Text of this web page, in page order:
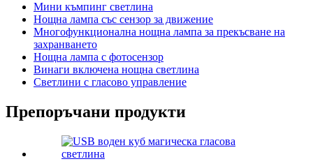
Мини къмпинг светлина
Нощна лампа със сензор за движение
Многофункционална нощна лампа за прекъсване на
захранването
Нощна лампа с фотосензор
Винаги включена нощна светлина
Светлини с гласово управление
Препоръчани продукти